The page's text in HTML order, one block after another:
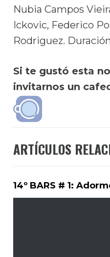
Nubia Campos
Ickovic, Federico
Rodriguez.
Si te gustó esta
invitarnos un
ARTÍCULOS
14º BARS # 1: